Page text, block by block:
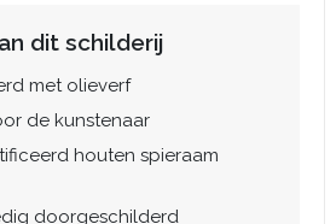
dit schilderij
met olieverf
de kunstenaar
houten spieraam
doorgeschilderd